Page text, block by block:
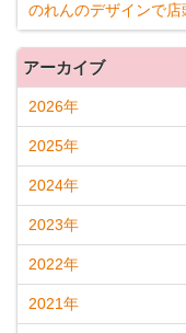
のれんのデザインで
アーカイブ
2026年
2025年
2024年
2023年
2022年
2021年